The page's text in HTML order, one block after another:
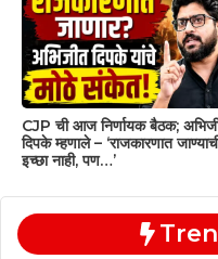
CJP ची आज निर्णायक बैठक;
दिपके म्हणाले – ‘राजकारणात
इच्छा नाही, पण…’